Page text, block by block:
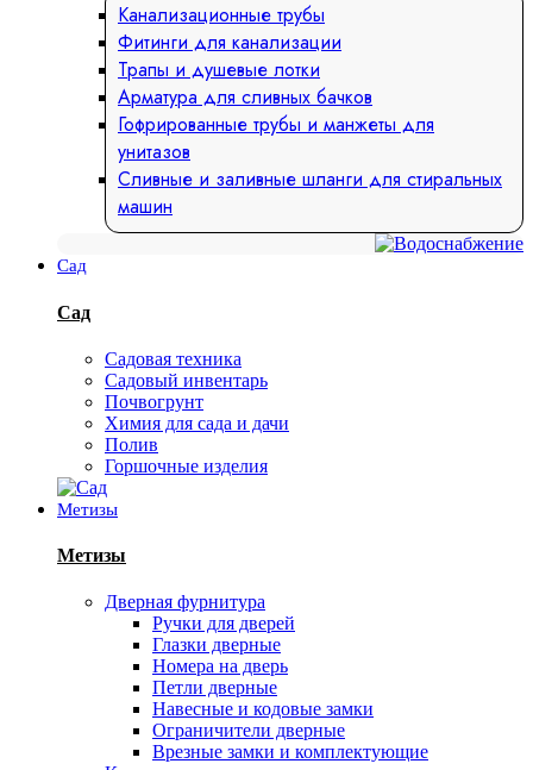
Канализационные трубы
Фитинги для канализации
Трапы и душевые лотки
Арматура для сливных бачков
Гофрированные трубы и манжеты для
унитазов
Сливные и заливные шланги для стиральных
машин
Сад
Сад
Садовая техника
Садовый инвентарь
Почвогрунт
Химия для сада и дачи
Полив
Горшочные изделия
Метизы
Метизы
Дверная фурнитура
Ручки для дверей
Глазки дверные
Номера на дверь
Петли дверные
Навесные и кодовые замки
Ограничители дверные
Врезные замки и комплектующие